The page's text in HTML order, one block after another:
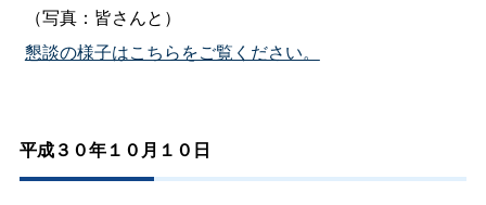
（写真：皆さんと）
懇談の様子はこちらをご覧ください。
平成３０年１０月１０日